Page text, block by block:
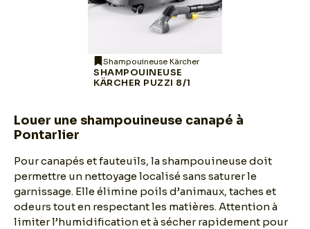
Shampouineuse Kärcher
SHAMPOUINEUSE
KÄRCHER PUZZI 8/1
Louer une shampouineuse canapé à
Pontarlier
Pour canapés et fauteuils, la shampouineuse doit
permettre un nettoyage localisé sans saturer le
garnissage. Elle élimine poils d’animaux, taches et
odeurs tout en respectant les matières. Attention à
limiter l’humidification et à sécher rapidement pour